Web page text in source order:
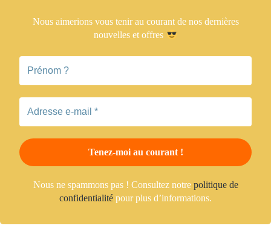
Nous aimerions vous tenir au courant de nos dernières
nouvelles et offres
Nous ne spammons pas ! Consultez notre politique de
confidentialité pour plus d’informations.